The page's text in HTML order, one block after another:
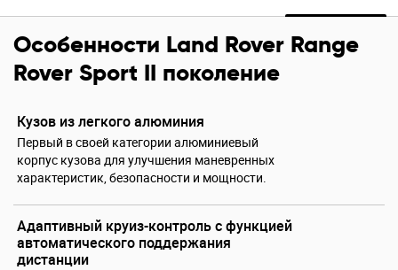
Особенности Land Rover Range
Rover Sport II поколение
Кузов из легкого алюминия
Первый в своей категории алюминиевый
корпус кузова для улучшения маневренных
характеристик, безопасности и мощности.
Адаптивный круиз-контроль с функцией
автоматического поддержания
дистанции